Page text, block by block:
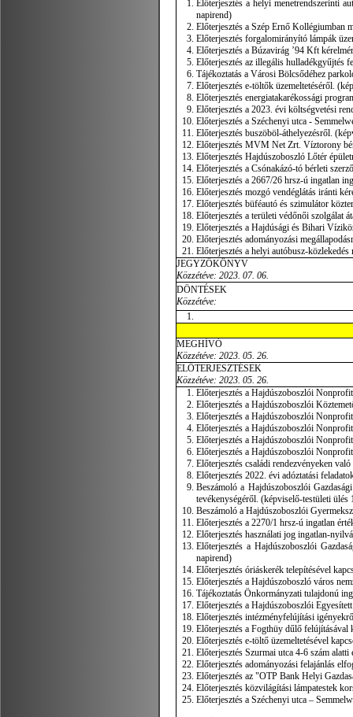
Előterjesztés a helyi menetrendszerinti
napirend)
Előterjesztés a Szép Ernő Kollégiumban
Előterjesztés forgalomirányító lámpák
Előterjesztés a Búzavirág ’94 Kft
Előterjesztés az illegális hulladékgyűjtés
Tájékoztatás a Városi Bölcsődéhez
Előterjesztés e-töltők üzemeltetéséről.
Előterjesztés energiatakarékossági
Előterjesztés a 2023. évi költségvetési
Előterjesztés a Széchenyi utca -
Előterjesztés buszöböl-áthelyezésről.
Előterjesztés MVM Net Zrt. Víztorony
Előterjesztés Hajdúszoboszló Lőtér
Előterjesztés a Csónakázó-tó bérleti
Előterjesztés a 2667/26 hrsz-ú ingatlan
Előterjesztés mozgó vendéglátás iránti
Előterjesztés büféautó és szimulátor
Előterjesztés a területi védőnői szolgálat
Előterjesztés a Hajdúsági és Bihari
Előterjesztés adományozási
Előterjesztés a helyi autóbusz-
JEGYZŐKÖNYV
Közzétéve: 2023. 07. 06.
DÖNTÉSEK
Közzétéve:
MEGHÍVÓ
Közzétéve: 2023. 05. 26.
ELŐTERJESZTÉSEK
Közzétéve: 2023. 05. 26.
Előterjesztés a Hajdúszoboszlói
Előterjesztés a Hajdúszoboszlói
Előterjesztés a Hajdúszoboszlói
Előterjesztés a Hajdúszoboszlói
Előterjesztés a Hajdúszoboszlói
Előterjesztés a Hajdúszoboszlói
Előterjesztés családi rendezvényeken
Előterjesztés 2022. évi adóztatási
Beszámoló a Hajdúszoboszlói
tevékenységéről. (képviselő-testületi ülés
Beszámoló a Hajdúszoboszlói
Előterjesztés a 2270/1 hrsz-ú ingatlan
Előterjesztés használati jog ingatlan-
Előterjesztés a Hajdúszoboszlói
napirend)
Előterjesztés óriáskerék telepítésével
Előterjesztés a Hajdúszoboszló város
Tájékoztatás Önkormányzati tulajdonú
Előterjesztés a Hajdúszoboszlói
Előterjesztés intézményfelújítási
Előterjesztés a Fogthüy dűlő
Előterjesztés e-töltő üzemeltetésével
Előterjesztés Szurmai utca 4-6 szám
Előterjesztés adományozási felajánlás
Előterjesztés az "OTP Bank Helyi
Előterjesztés közvilágítási lámpatestek
Előterjesztés a Széchenyi utca –